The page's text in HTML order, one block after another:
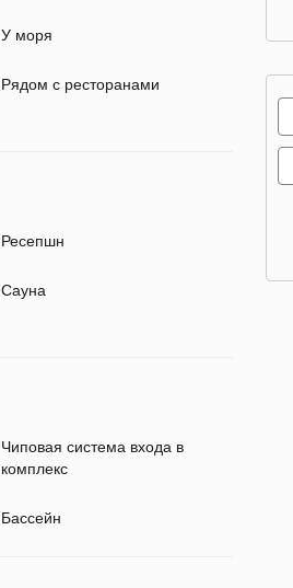
У моря
Рядом с ресторанами
Ресепшн
Сауна
Чиповая система входа в
комплекс
Бассейн